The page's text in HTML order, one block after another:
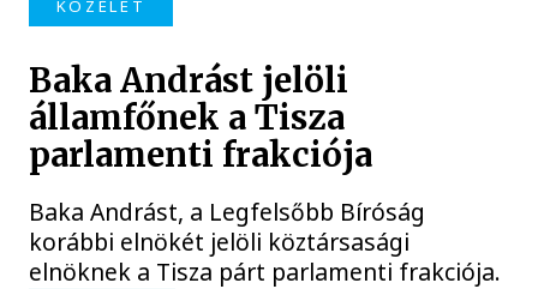
KÖZÉLET
Baka Andrást jelöli
államfőnek a Tisza
parlamenti frakciója
Baka Andrást, a Legfelsőbb Bíróság
korábbi elnökét jelöli köztársasági
elnöknek a Tisza párt parlamenti frakciója.